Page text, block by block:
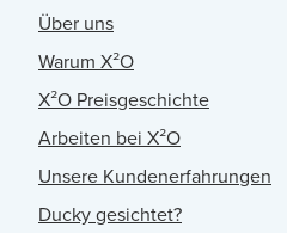
Über uns
Warum X²O
X²O Preisgeschichte
Arbeiten bei X²O
Unsere Kundenerfahrungen
Ducky gesichtet?